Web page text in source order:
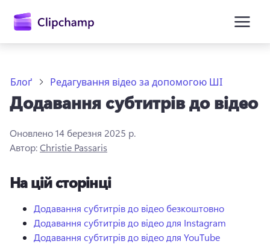
вмісту
Увійти
Спробувати безкоштовно
Блоґ Редагування відео за допомогою ШІ
Додавання субтитрів до відео
Оновлено14 березня 2025 р.
Автор:Christie Passaris
На цій сторінці
Додавання субтитрів до відео безкоштовно
Додавання субтитрів до відео для Instagram
Додавання субтитрів до відео для YouTube